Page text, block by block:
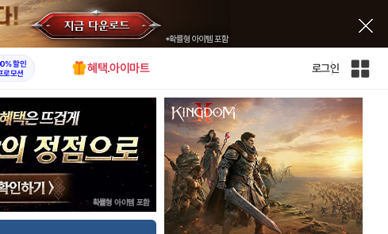
할인
로모션
혜택.아이마트 로그인
인
사
이
트
맵